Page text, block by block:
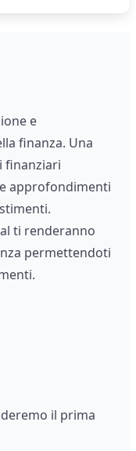
e
finanza. Una
finanziari
approfondimenti
ti renderanno
permettendoti
il prima